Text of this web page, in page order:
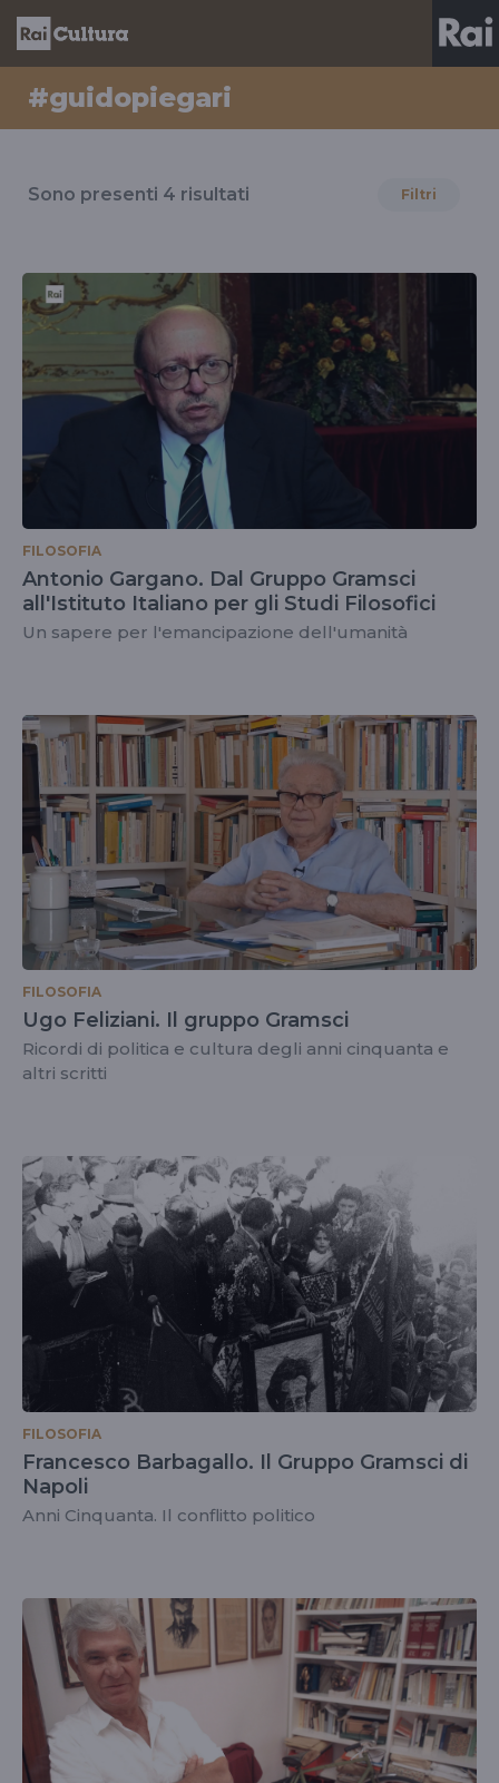
#guidopiegari
il
#guidopiegari
Sono presenti 4 risultati Filtri
FILOSOFIA
Antonio Gargano. Dal Gruppo Gramsci
all'Istituto Italiano per gli Studi Filosofici
Un sapere per l'emancipazione dell'umanità
FILOSOFIA
Ugo Feliziani. Il gruppo Gramsci
Ricordi di politica e cultura degli anni cinquanta e
altri scritti
FILOSOFIA
Francesco Barbagallo. Il Gruppo Gramsci di
Napoli
Anni Cinquanta. Il conflitto politico